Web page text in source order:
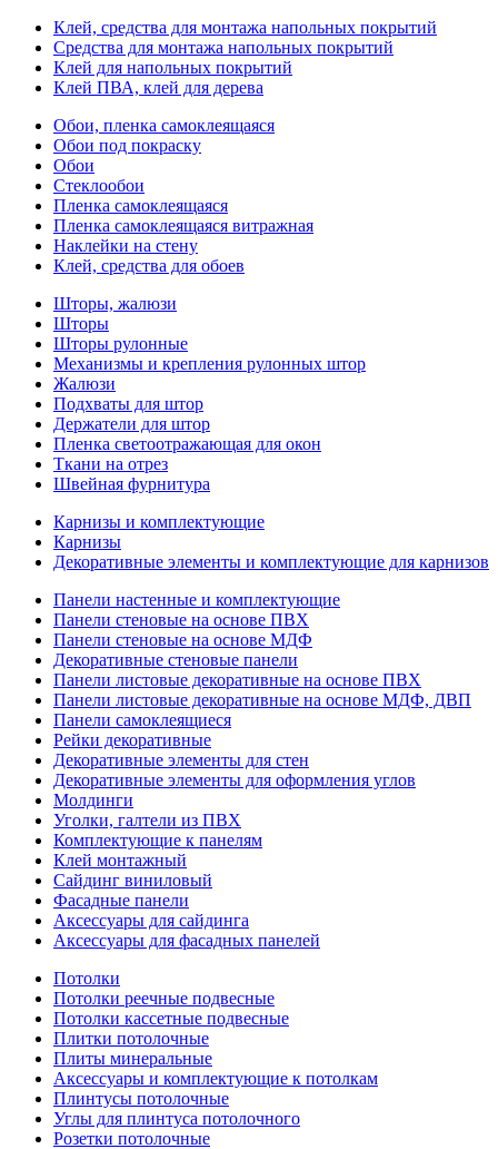
Клей, средства для монтажа напольных покрытий
Средства для монтажа напольных покрытий
Клей для напольных покрытий
Клей ПВА, клей для дерева
Обои, пленка самоклеящаяся
Обои под покраску
Обои
Стеклообои
Пленка самоклеящаяся
Пленка самоклеящаяся витражная
Наклейки на стену
Клей, средства для обоев
Шторы, жалюзи
Шторы
Шторы рулонные
Механизмы и крепления рулонных штор
Жалюзи
Подхваты для штор
Держатели для штор
Пленка светоотражающая для окон
Ткани на отрез
Швейная фурнитура
Карнизы и комплектующие
Карнизы
Декоративные элементы и комплектующие для карнизов
Панели настенные и комплектующие
Панели стеновые на основе ПВХ
Панели стеновые на основе МДФ
Декоративные стеновые панели
Панели листовые декоративные на основе ПВХ
Панели листовые декоративные на основе МДФ, ДВП
Панели самоклеящиеся
Рейки декоративные
Декоративные элементы для стен
Декоративные элементы для оформления углов
Молдинги
Уголки, галтели из ПВХ
Комплектующие к панелям
Клей монтажный
Сайдинг виниловый
Фасадные панели
Аксессуары для сайдинга
Аксессуары для фасадных панелей
Потолки
Потолки реечные подвесные
Потолки кассетные подвесные
Плитки потолочные
Плиты минеральные
Аксессуары и комплектующие к потолкам
Плинтусы потолочные
Углы для плинтуса потолочного
Розетки потолочные